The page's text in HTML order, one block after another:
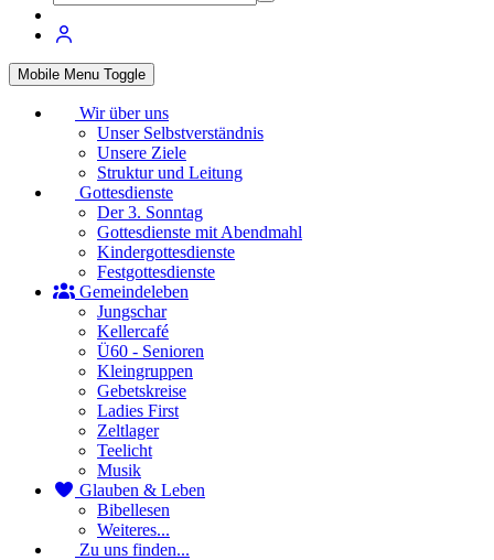
Mobile Menu Toggle
Wir über uns
Unser Selbstverständnis
Unsere Ziele
Struktur und Leitung
Gottesdienste
Der 3. Sonntag
Gottesdienste mit Abendmahl
Kindergottesdienste
Festgottesdienste
Gemeindeleben
Jungschar
Kellercafé
Ü60 - Senioren
Kleingruppen
Gebetskreise
Ladies First
Zeltlager
Teelicht
Musik
Glauben & Leben
Bibellesen
Weiteres...
Zu uns finden...